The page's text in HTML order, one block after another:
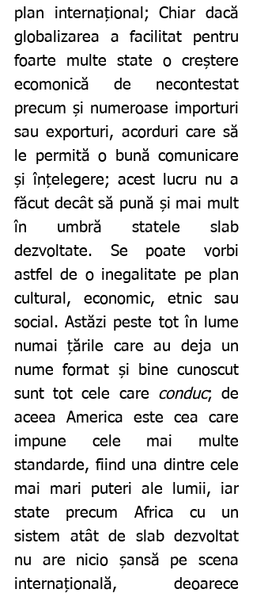
plan internațional; Chiar dacă
globalizarea a facilitat pentru
foarte multe state o creștere
ecomonică de necontestat
precum și numeroase importuri
sau exporturi, acorduri care să
le permită o bună comunicare
și înțelegere; acest lucru nu a
făcut decât să pună și mai mult
în umbră statele slab
dezvoltate. Se poate vorbi
astfel de o inegalitate pe plan
cultural, economic, etnic sau
social. Astăzi peste tot în lume
numai țările care au deja un
nume format și bine cunoscut
sunt tot cele care conduc; de
aceea America este cea care
impune cele mai multe
standarde, fiind una dintre cele
mai mari puteri ale lumii, iar
state precum Africa cu un
sistem atât de slab dezvoltat
nu are nicio șansă pe scena
internațională, deoarece